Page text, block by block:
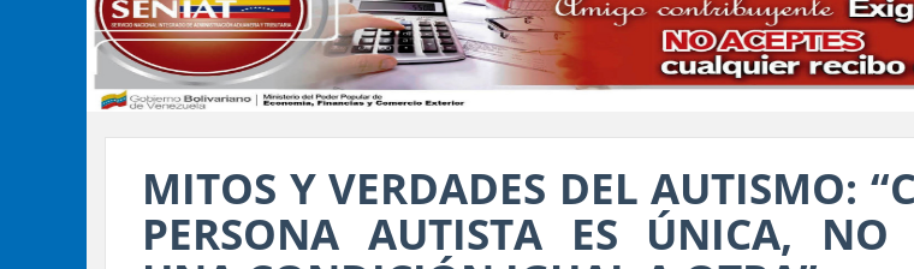
MITOS Y VERDADES DEL AUTISMO:
PERSONA AUTISTA ES ÚNICA, NO